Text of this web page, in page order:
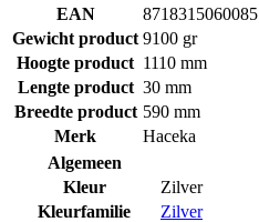
EAN
8718315060085
Gewicht product 9100 gr
Hoogte product 1110 mm
Lengte product 30 mm
Breedte product 590 mm
Merk
Haceka
Algemeen
Kleur
Zilver
Kleurfamilie
Zilver